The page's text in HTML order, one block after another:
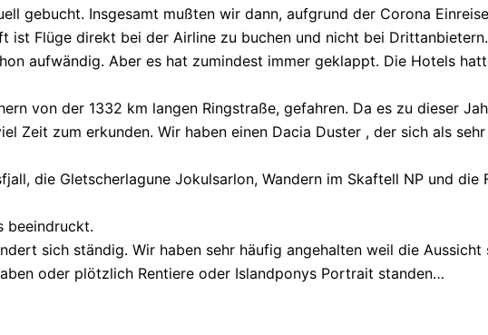
gebucht. Insgesamt mußten wir dann, aufgrund der Corona
Flüge direkt bei der Airline zu buchen und nicht bei
aufwändig. Aber es hat zumindest immer geklappt. Die Hotels
von der 1332 km langen Ringstraße, gefahren. Da es zu dieser
Zeit zum erkunden. Wir haben einen Dacia Duster , der sich als
die Gletscherlagune Jokulsarlon, Wandern im Skaftell NP und die
beeindruckt.
sich ständig. Wir haben sehr häufig angehalten weil die Aussicht
oder plötzlich Rentiere oder Islandponys Portrait standen…